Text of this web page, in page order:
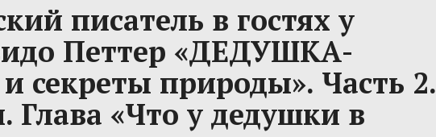
писатель в гостях у
Петтер «ДЕДУШКА-
секреты природы». Часть 2.
Глава «Что у дедушки в